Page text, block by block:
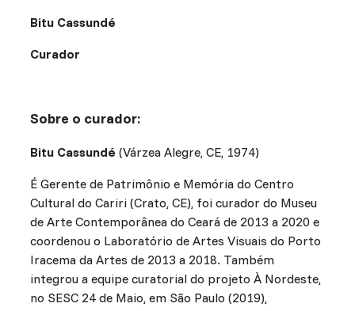
Bitu Cassundé
Curador
Sobre o curador:
Bitu Cassundé (Várzea Alegre, CE, 1974)
É Gerente de Patrimônio e Memória do Centro
Cultural do Cariri (Crato, CE), foi curador do Museu
de Arte Contemporânea do Ceará de 2013 a 2020 e
coordenou o Laboratório de Artes Visuais do Porto
Iracema da Artes de 2013 a 2018. Também
integrou a equipe curatorial do projeto À Nordeste,
no SESC 24 de Maio, em São Paulo (2019),